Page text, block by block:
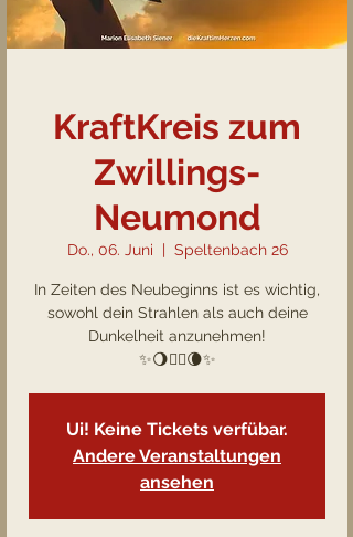
KraftKreis zum
Zwillings-
Neumond
Do., 06. Juni
  |
Speltenbach 26
In Zeiten des Neubeginns ist es wichtig,
sowohl dein Strahlen als auch deine
Dunkelheit anzunehmen!
✨🌖🧘‍♂️🌘✨
Ui! Keine Tickets verfübar.
Andere Veranstaltungen
ansehen